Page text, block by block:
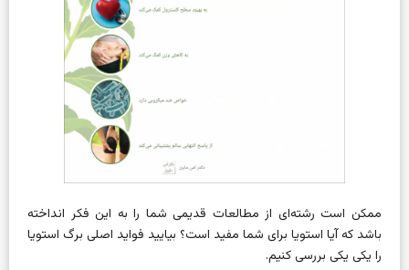
ممکن است رشته‌ای از مطالعات قدیمی شما را به این فکر انداخته
باشد که آیا استویا برای شما مفید است؟ بیایید فواید اصلی برگ استویا
را یکی یکی بررسی کنیم.